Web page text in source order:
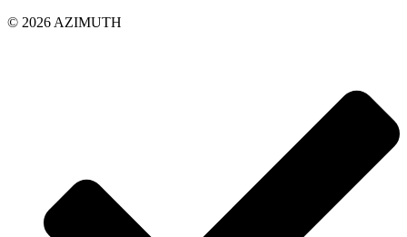
© 2026 AZIMUTH